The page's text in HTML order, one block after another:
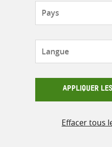
APPLIQUER
Effacer tous